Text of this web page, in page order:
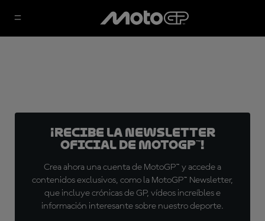
¡Recibe la Newsletter
oficial de MotoGP™!
Crea ahora una cuenta de MotoGP™ y accede a
contenidos exclusivos, como la MotoGP™ Newsletter,
que incluye crónicas de GP, vídeos increíbles e
información interesante sobre nuestro deporte.